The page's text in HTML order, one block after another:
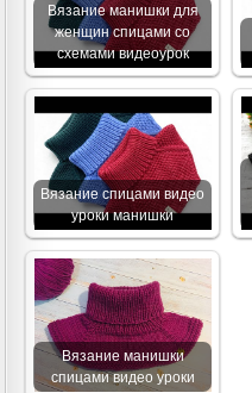
Вязание манишки для
женщин спицами со
схемами видеоурок
Вязание спицами видео
уроки манишки
Вязание манишки
спицами видео уроки